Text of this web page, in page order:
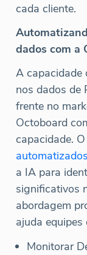
cada cliente.
dados com a
A capacidade
nos dados de
frente no
Octoboard
capacidade.
a IA para
significativos
abordagem
ajuda
Monitorar